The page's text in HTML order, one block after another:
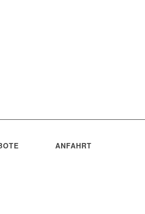
ANFAHRT